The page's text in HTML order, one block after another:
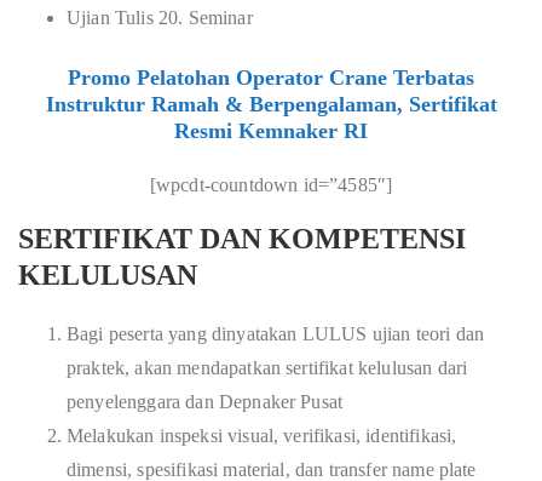
Ujian Tulis 20. Seminar
Promo Pelatohan Operator Crane Terbatas
Instruktur Ramah & Berpengalaman, Sertifikat
Resmi Kemnaker RI
[wpcdt-countdown id=”4585″]
SERTIFIKAT DAN KOMPETENSI
KELULUSAN
Bagi peserta yang dinyatakan LULUS ujian teori dan
praktek, akan mendapatkan sertifikat kelulusan dari
penyelenggara dan Depnaker Pusat
Melakukan inspeksi visual, verifikasi, identifikasi,
dimensi, spesifikasi material, dan transfer name plate